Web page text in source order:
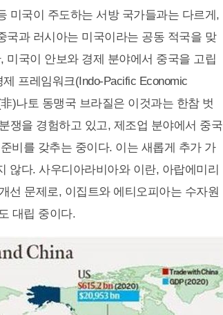
미국이 주도하는 서방 국가들과는 다르게,
국과 러시아는 미국이라는 공동 적국을 맞
국이 안보와 경제 분야에서 중국을 고립
프레임워크(Indo-Pacific Economic
)나토 동맹국 브라질은 이것과는 한참 벗
쟁을 경험하고 있고, 제조업 분야에서 중국
비를 갖추는 중이다. 이는 새롭게 추가 가
않다. 사우디아라비아와 이란, 아랍에미리
선 문제로, 이집트와 에티오피아는 수자원
대립 중이다.